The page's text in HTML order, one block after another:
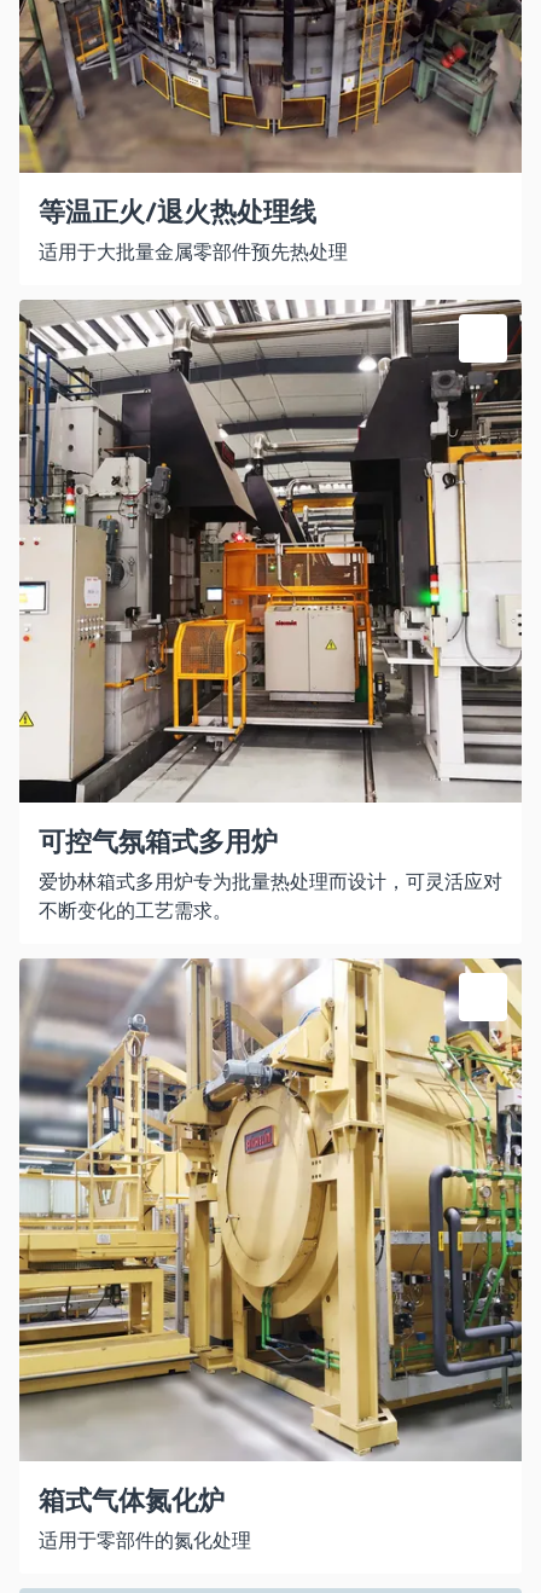
等温正火/退火热处理线
适用于大批量金属零部件预先热处理
可控气氛箱式多用炉
爱协林箱式多用炉专为批量热处理而设计，可灵活应对
不断变化的工艺需求。
箱式气体氮化炉
适用于零部件的氮化处理